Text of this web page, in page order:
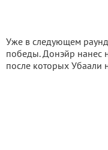
Уже в следующем
победы. Донэйр нанес
после которых Убаали